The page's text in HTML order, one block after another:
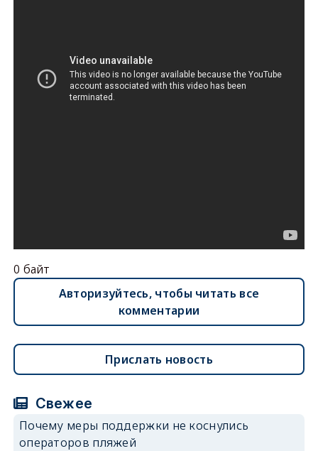
0 байт
Авторизуйтесь, чтобы читать все
комментарии
Прислать новость
Свежее
Почему меры поддержки не коснулись
операторов пляжей